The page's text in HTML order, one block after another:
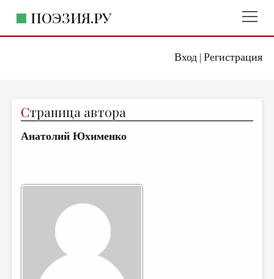
Вход| Регистрация
ПОЭЗИЯ.РУ
ЖАНРЫ
АВТОРЫ
ЛИТСАЛОН
ПРАВИЛА САЙТА
ОТДЕЛЫ И РУБРИКИ
ИЗБРАННОЕ
Страница автора
Анатолий Юхименко